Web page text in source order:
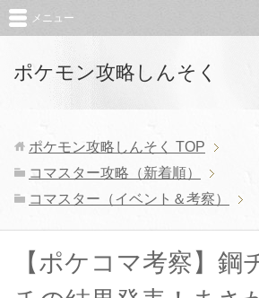
ポケモン攻略しんそく
メニュー
ポケモン攻略しんそく TOP
コマスター攻略（新着順）
コマスター（イベント＆考察）
【ポケコマ考察】鋼